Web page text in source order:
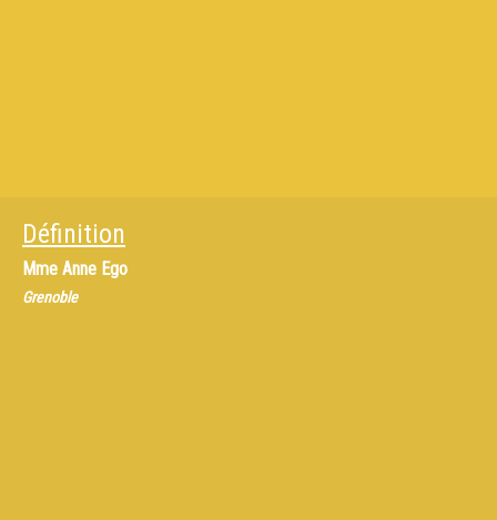
Définition
Mme Anne Ego
Grenoble